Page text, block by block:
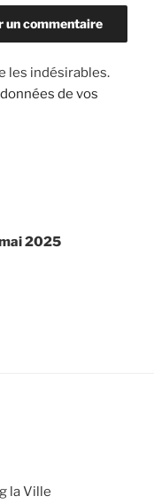
les indésirables.
de vos
2025
la Ville